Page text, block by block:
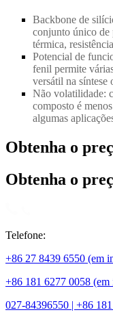
Backbone de
conjunto único de
térmica,
Potencial de
fenil permite
versátil na síntese
Não volatilidade:
composto é
algumas
Obtenha o
Obtenha o
Telefone:
+86 27 8439 6550 (em
+86 181 6277 0058 (em
027-84396550 | +86